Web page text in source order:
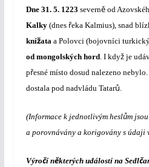
Dne 31. 5. 1223 severněod
Kalky(dnes řeka Kalmius), snad
knížata a Polovci (bojovníci
od mongolských hord. I kdyžje
přesné místo dosud nalezeno
dostala pod nadvládu Tatarů.
(Informace k jednotlivým heslům jsou
a porovnávány a korigovány s údaji
Výročí některých událostí na Sedlč